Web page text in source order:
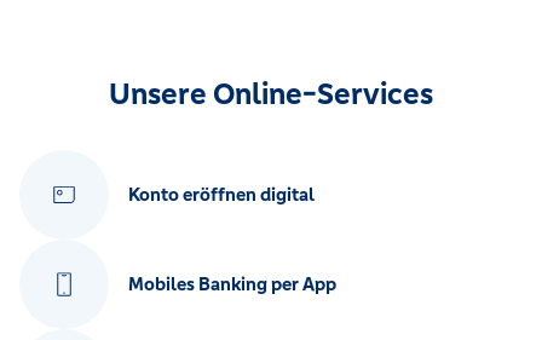
Unsere Online-Services
Konto eröffnen digital
Mobiles Banking per App